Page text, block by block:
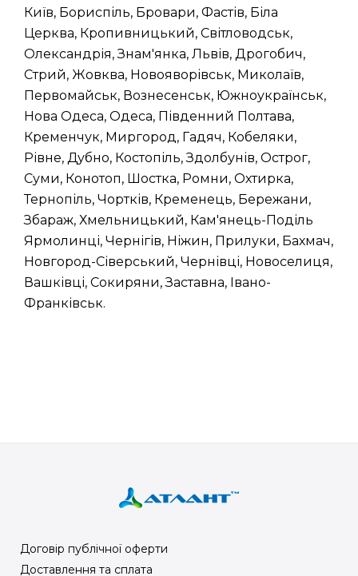
Київ, Бориспіль, Бровари, Фастів, Біла
Церква, Кропивницький, Світловодськ,
Олександрія, Знам'янка, Львів, Дрогобич,
Стрий, Жовква, Новояворівськ, Миколаїв,
Первомайськ, Вознесенськ, Южноукраїнськ,
Нова Одеса, Одеса, Південний Полтава,
Кременчук, Миргород, Гадяч, Кобеляки,
Рівне, Дубно, Костопіль, Здолбунів, Острог,
Суми, Конотоп, Шостка, Ромни, Охтирка,
Тернопіль, Чортків, Кременець, Бережани,
Збараж, Хмельницький, Кам'янець-Поділь
Ярмолинці, Чернігів, Ніжин, Прилуки, Бахмач,
Новгород-Сіверський, Чернівці, Новоселиця,
Вашківці, Сокиряни, Заставна, Івано-
Франківськ.
Договір публічної оферти
Доставлення та сплата